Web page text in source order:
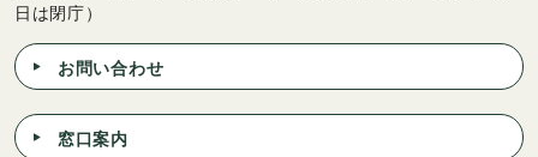
日は閉庁）
お問い合わせ
窓口案内